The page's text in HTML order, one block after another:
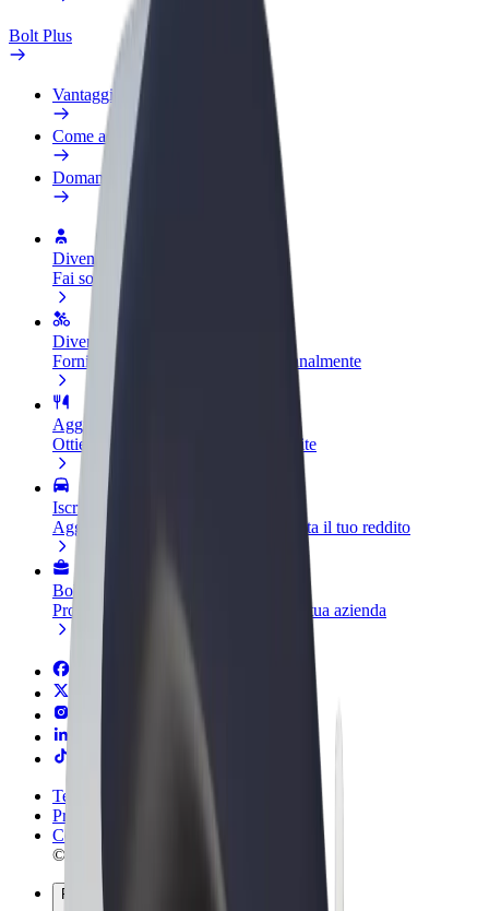
Bolt Plus
Vantaggi
Come aderire
Domande Frequenti
Diventa un driver
Fai soldi alle tue condizioni
Diventa un autista Bolt
Fornisci cibo e ricevi pagato settimanalmente
Aggiungi il tuo ristorante o negozio
Ottieni più clienti e aumenta le vendite
Iscriviti come proprietario della flotta
Aggiungi la tua flotta a Bolt e aumenta il tuo reddito
Bolt per le aziende
Prodotti e servizi Bolt scalabili per la tua azienda
Termini e condizioni
Privacy
Cookies
© 2026 Bolt Technology OÜ
Prodotti